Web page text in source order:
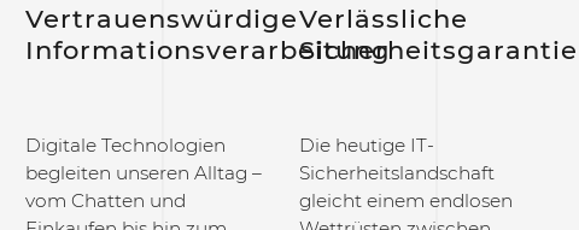
Vertrauenswürdige
Informationsverarbeitung
Digitale Technologien
begleiten unseren Alltag –
vom Chatten und
Verlässliche
Die heutige IT-
Sicherheitslandschaft
gleicht einem endlosen